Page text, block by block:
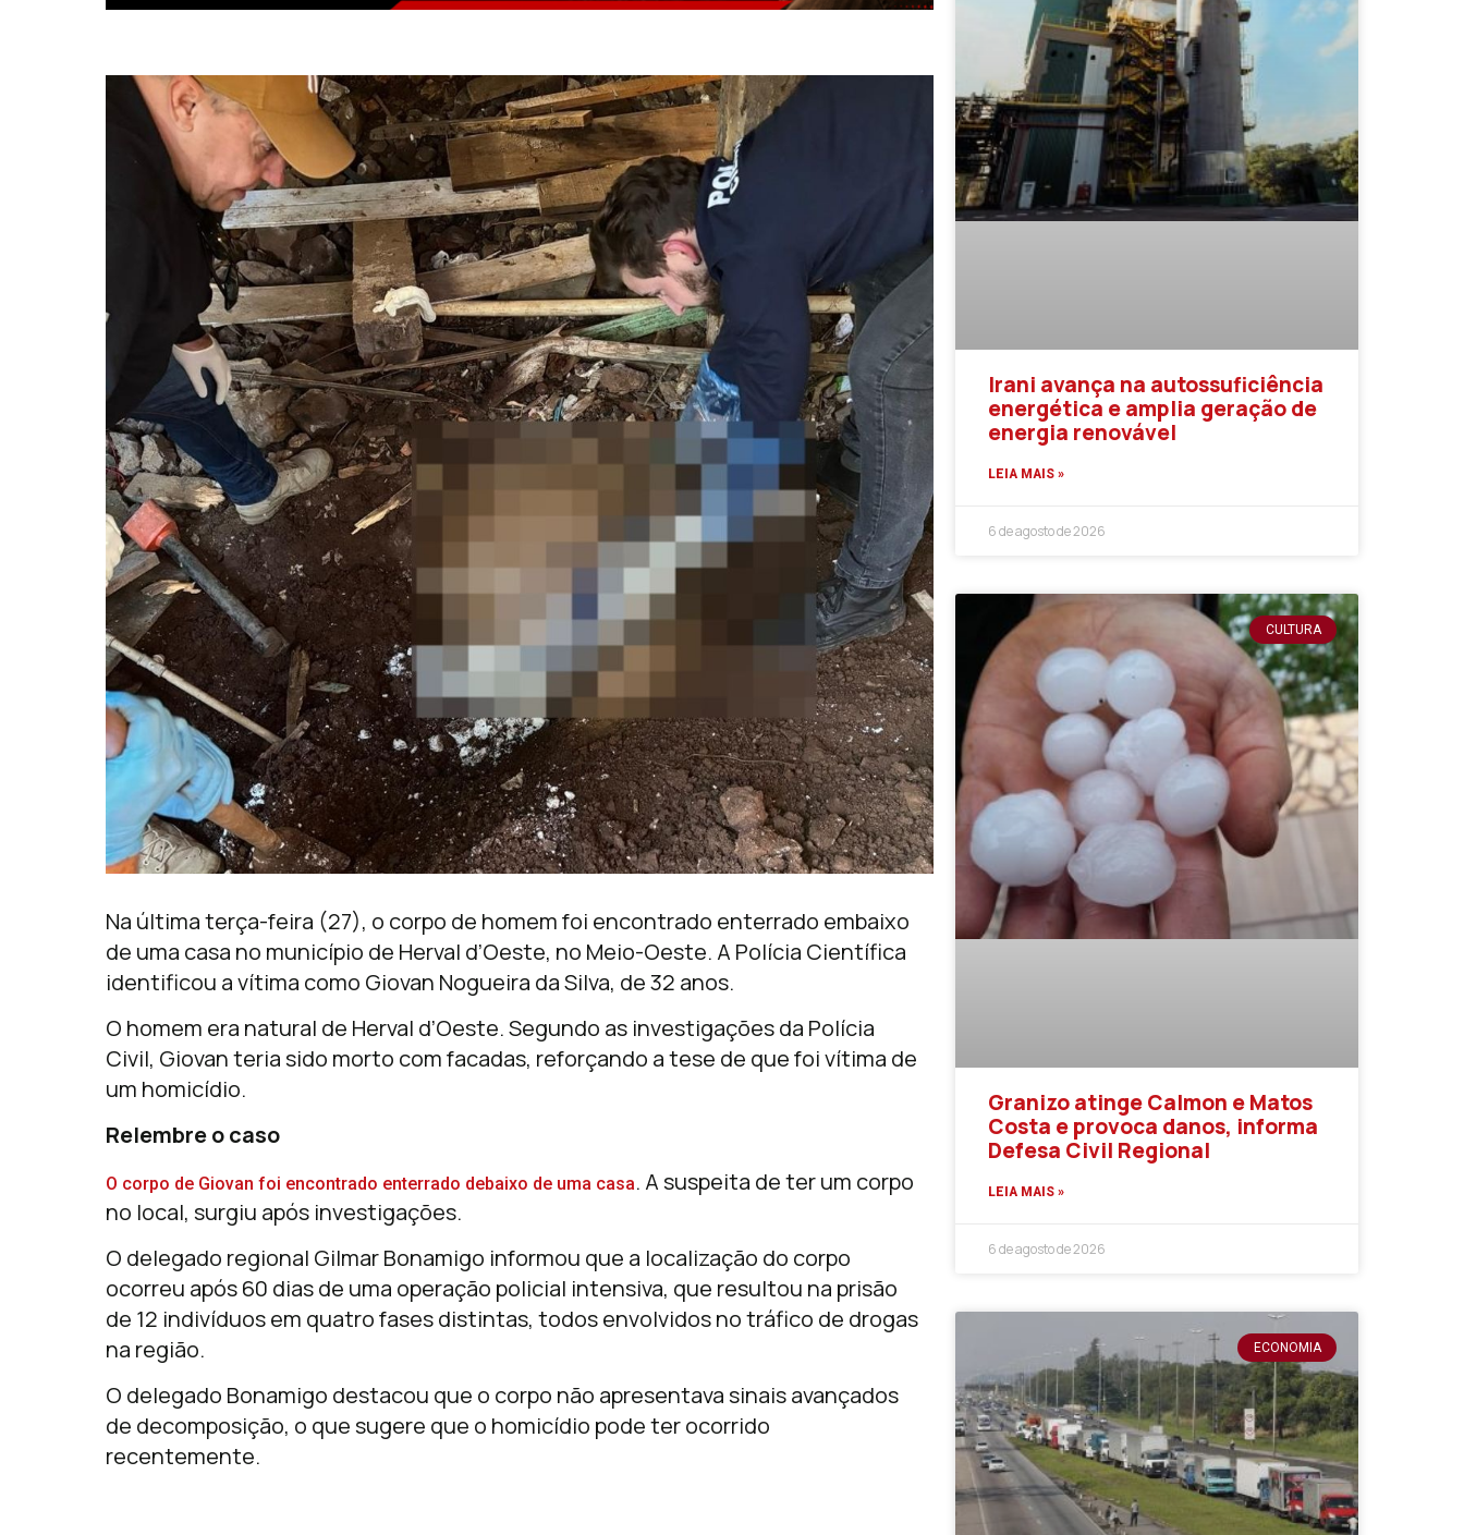
Na última terça-feira (27), o corpo de homem foi encontrado enterrado embaixo
de uma casa no município de Herval d’Oeste, no Meio-Oeste. A Polícia Científica
identificou a vítima como Giovan Nogueira da Silva, de 32 anos.
O homem era natural de Herval d’Oeste. Segundo as investigações da Polícia
Civil, Giovan teria sido morto com facadas, reforçando a tese de que foi vítima de
um homicídio.
Relembre o caso
O corpo de Giovan foi encontrado enterrado debaixo de uma casa. A suspeita de ter um corpo
no local, surgiu após investigações.
O delegado regional Gilmar Bonamigo informou que a localização do corpo
ocorreu após 60 dias de uma operação policial intensiva, que resultou na prisão
de 12 indivíduos em quatro fases distintas, todos envolvidos no tráfico de drogas
na região.
O delegado Bonamigo destacou que o corpo não apresentava sinais avançados
de decomposição, o que sugere que o homicídio pode ter ocorrido
recentemente.
Irani avança na autossuficiência
energética e amplia geração de
energia renovável
LEIA MAIS »
6 de agosto de 2026
CULTURA
Granizo atinge Calmon e Matos
Costa e provoca danos, informa
Defesa Civil Regional
LEIA MAIS »
6 de agosto de 2026
ECONOMIA